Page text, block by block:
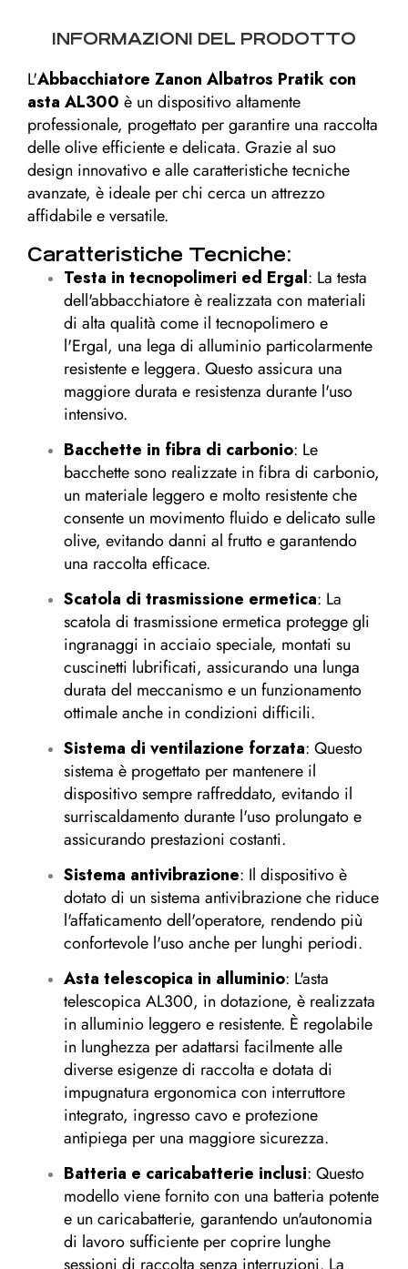
INFORMAZIONI DEL PRODOTTO
L'Abbacchiatore Zanon Albatros Pratik con
asta AL300 è un dispositivo altamente
professionale, progettato per garantire una raccolta
delle olive efficiente e delicata. Grazie al suo
design innovativo e alle caratteristiche tecniche
avanzate, è ideale per chi cerca un attrezzo
affidabile e versatile.
Caratteristiche Tecniche:
Testa in tecnopolimeri ed Ergal: La testa
dell'abbacchiatore è realizzata con materiali
di alta qualità come il tecnopolimero e
l'Ergal, una lega di alluminio particolarmente
resistente e leggera. Questo assicura una
maggiore durata e resistenza durante l'uso
intensivo.
Bacchette in fibra di carbonio: Le
bacchette sono realizzate in fibra di carbonio,
un materiale leggero e molto resistente che
consente un movimento fluido e delicato sulle
olive, evitando danni al frutto e garantendo
una raccolta efficace.
Scatola di trasmissione ermetica: La
scatola di trasmissione ermetica protegge gli
ingranaggi in acciaio speciale, montati su
cuscinetti lubrificati, assicurando una lunga
durata del meccanismo e un funzionamento
ottimale anche in condizioni difficili.
Sistema di ventilazione forzata: Questo
sistema è progettato per mantenere il
dispositivo sempre raffreddato, evitando il
surriscaldamento durante l'uso prolungato e
assicurando prestazioni costanti.
Sistema antivibrazione: Il dispositivo è
dotato di un sistema antivibrazione che riduce
l'affaticamento dell'operatore, rendendo più
confortevole l'uso anche per lunghi periodi.
Asta telescopica in alluminio: L'asta
telescopica AL300, in dotazione, è realizzata
in alluminio leggero e resistente. È regolabile
in lunghezza per adattarsi facilmente alle
diverse esigenze di raccolta e dotata di
impugnatura ergonomica con interruttore
integrato, ingresso cavo e protezione
antipiega per una maggiore sicurezza.
Batteria e caricabatterie inclusi: Questo
modello viene fornito con una batteria potente
e un caricabatterie, garantendo un'autonomia
di lavoro sufficiente per coprire lunghe